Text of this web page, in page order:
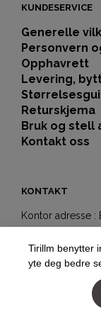
KUNDESERVICE
Generelle
Personvern
Opphavrett
Levering,
Returskjema
Bruk og stell
Kontakt oss
KONTAKT
Kontor adresse :
0352 Oslo
Tirillm benytter
yte deg bedre